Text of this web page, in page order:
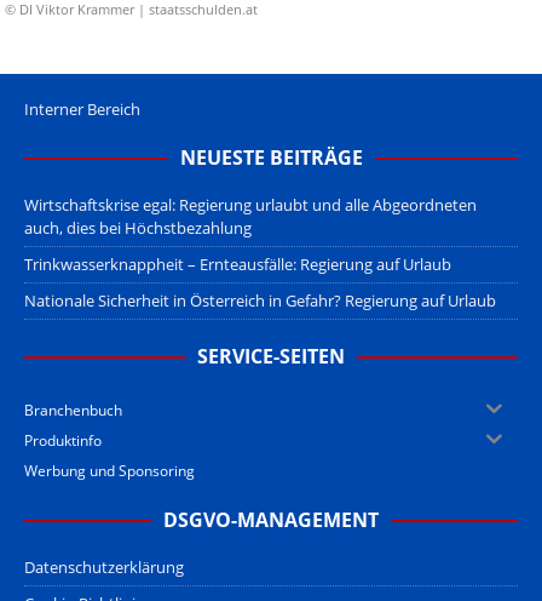
© DI Viktor Krammer | staatsschulden.at
Interner Bereich
NEUESTE BEITRÄGE
Wirtschaftskrise egal: Regierung urlaubt und alle Abgeordneten
auch, dies bei Höchstbezahlung
Trinkwasserknappheit – Ernteausfälle: Regierung auf Urlaub
Nationale Sicherheit in Österreich in Gefahr? Regierung auf Urlaub
SERVICE-SEITEN
Branchenbuch
Produktinfo
Werbung und Sponsoring
DSGVO-MANAGEMENT
Datenschutzerklärung